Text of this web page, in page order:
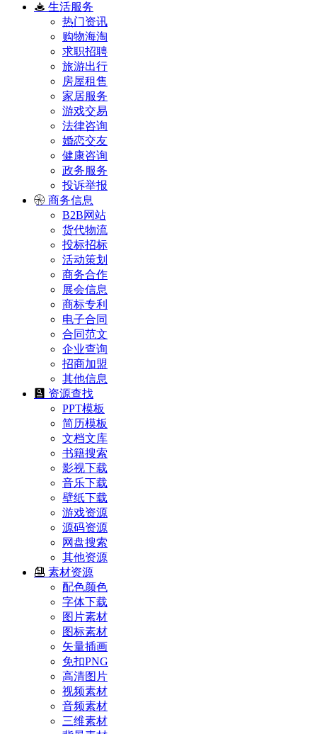
生活服务
热门资讯
购物海淘
求职招聘
旅游出行
房屋租售
家居服务
游戏交易
法律咨询
婚恋交友
健康咨询
政务服务
投诉举报
商务信息
B2B网站
货代物流
投标招标
活动策划
商务合作
展会信息
商标专利
电子合同
合同范文
企业查询
招商加盟
其他信息
资源查找
PPT模板
简历模板
文档文库
书籍搜索
影视下载
音乐下载
壁纸下载
游戏资源
源码资源
网盘搜索
其他资源
素材资源
配色颜色
字体下载
图片素材
图标素材
矢量插画
免扣PNG
高清图片
视频素材
音频素材
三维素材